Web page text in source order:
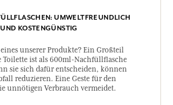
UMWELTFREUNDLICH
UND KOSTENGÜNSTIG
unserer Produkte? Ein Großteil
Toilette ist als 600ml-Nachfüllflasche
sie sich dafür entscheiden, können
reduzieren. Eine Geste für den
unnötigen Verbrauch vermeidet.